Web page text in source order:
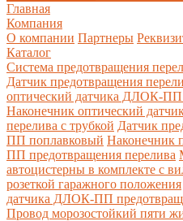
Главная
Компания
О компании Партнеры
Каталог
Система предотвращения
Датчик предотвращения
оптический датчика ДЛОК-ПП
Наконечник оптический
перелива с трубкой Датчик
ПП поплавковый Наконечник
ПП предотвращения перелива
автоцистерны в комплекте с
розеткой гаражного положения
датчика ДЛОК-ПП
Провод морозостойкий пяти